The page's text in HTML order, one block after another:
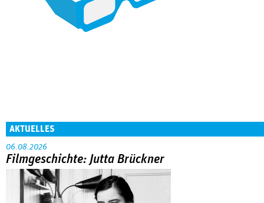
AKTUELLES
06.08.2026
Filmgeschichte: Jutta Brückner